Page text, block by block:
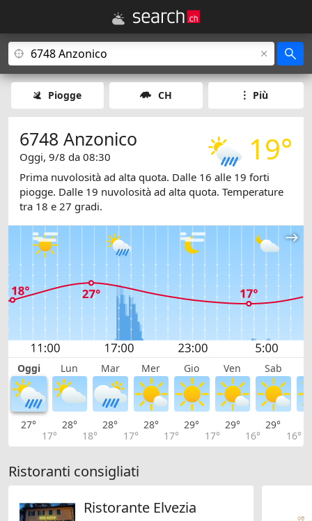
Piogge CH Più
19°
6748 Anzonico
Oggi, 9/8 da 08:30
Prima nuvolosità ad alta quota. Dalle 16 alle 19 forti
piogge. Dalle 19 nuvolosità ad alta quota. Temperature
tra 18 e 27 gradi.
Oggi Lun Mar Mer Gio Ven Sab
27°
17°
28°
18°
28°
17°
28°
17°
29°
17°
29°
16°
29°
16°
Ristoranti consigliati
Ristorante Elvezia